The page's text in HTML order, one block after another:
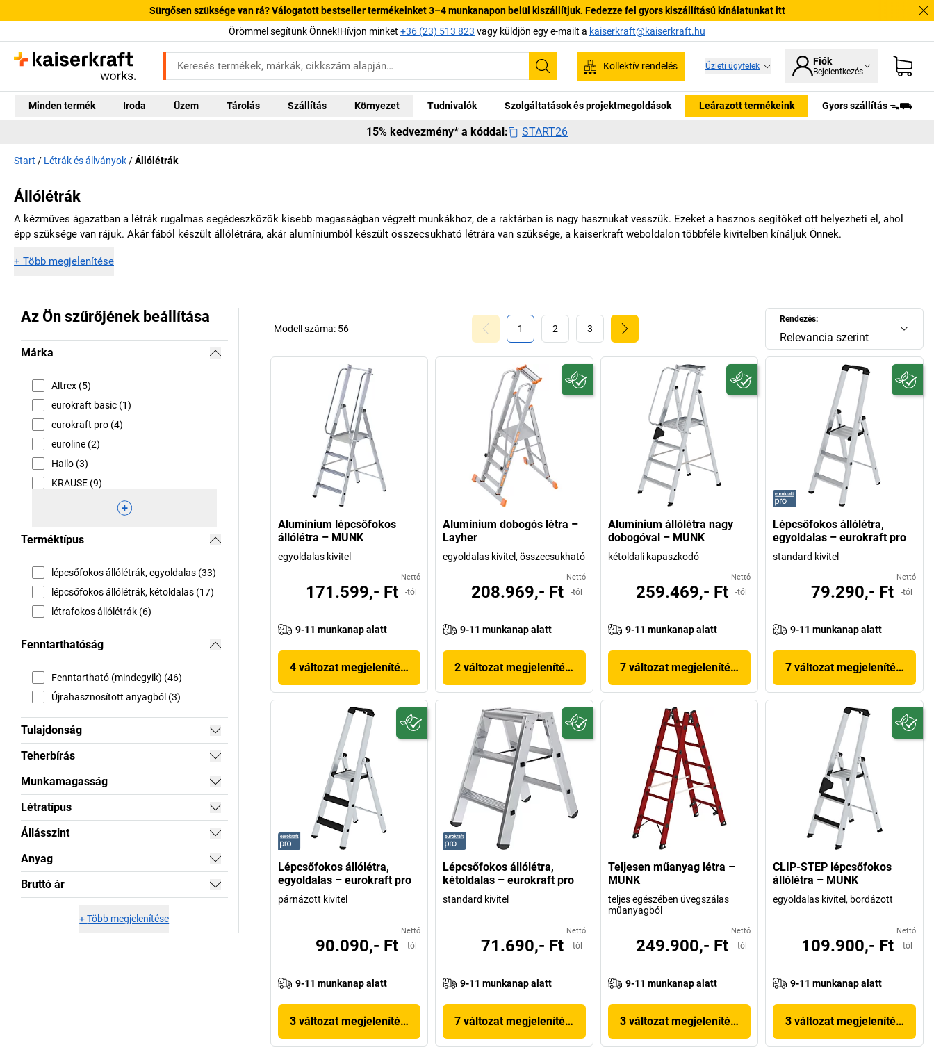
Sürgősen szüksége van rá? Válogatott bestseller termékeinket 3–4 munkanapon belül kiszállítjuk. Fedezze fel gyors kiszállítású kínálatunkat itt
Örömmel segítünk Önnek!Hívjon minket +36 (23) 513 823 vagy küldjön egy e-mailt a kaiserkraft@kaiserkraft.hu
Keresés
Kollektív rendelés Üzleti ügyfelek Fiók
Bejelentkezés
Minden termék Iroda Üzem Tárolás Szállítás Környezet Tudnivalók Szolgáltatások és projektmegoldások Leárazott termékeink Gyors szállítás ᯓ⛟
15% kedvezmény* a kóddal: START26
Start Létrák és állványok Állólétrák
Állólétrák
A kézműves ágazatban a létrák rugalmas segédeszközök kisebb magasságban végzett munkákhoz, de a raktárban is nagy hasznukat vesszük. Ezeket a hasznos segítőket ott helyezheti el, ahol
épp szüksége van rájuk. Akár fából készült állólétrára, akár alumíniumból készült összecsukható létrára van szüksége, a kaiserkraft weboldalon többféle kivitelben kínáljuk Önnek.
+ Több megjelenítése
Az Ön szűrőjének beállítása
Márka
Altrex (5)
eurokraft basic (1)
eurokraft pro (4)
euroline (2)
Hailo (3)
KRAUSE (9)
Terméktípus
lépcsőfokos állólétrák, egyoldalas (33)
lépcsőfokos állólétrák, kétoldalas (17)
létrafokos állólétrák (6)
Fenntarthatóság
Fenntartható (mindegyik) (46)
Újrahasznosított anyagból (3)
Tulajdonság
Teherbírás
Munkamagasság
Létratípus
Állásszint
Anyag
Bruttó ár
+Több megjelenítése
Rendezés:
Relevancia szerint
1 2 3
Modell száma: 56
Alumínium lépcsőfokos
állólétra – MUNK
egyoldalas kivitel
Nettó
171.599,- Ft -tól
9-11 munkanap alatt
4 változat megjelenítése
Alumínium dobogós létra –
Layher
egyoldalas kivitel, összecsukható
Nettó
208.969,- Ft -tól
9-11 munkanap alatt
2 változat megjelenítése
Alumínium állólétra nagy
dobogóval – MUNK
kétoldali kapaszkodó
Nettó
259.469,- Ft -tól
9-11 munkanap alatt
7 változat megjelenítése
Lépcsőfokos állólétra,
egyoldalas – eurokraft pro
standard kivitel
Nettó
79.290,- Ft -tól
9-11 munkanap alatt
7 változat megjelenítése
Lépcsőfokos állólétra,
egyoldalas – eurokraft pro
párnázott kivitel
Nettó
90.090,- Ft -tól
9-11 munkanap alatt
3 változat megjelenítése
Lépcsőfokos állólétra,
kétoldalas – eurokraft pro
standard kivitel
Nettó
71.690,- Ft -tól
9-11 munkanap alatt
7 változat megjelenítése
Teljesen műanyag létra –
MUNK
teljes egészében üvegszálas
műanyagból
Nettó
249.900,- Ft -tól
9-11 munkanap alatt
3 változat megjelenítése
CLIP-STEP lépcsőfokos
állólétra – MUNK
egyoldalas kivitel, bordázott
Nettó
109.900,- Ft -tól
9-11 munkanap alatt
3 változat megjelenítése